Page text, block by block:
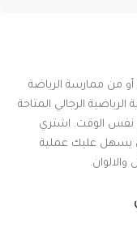
من ممارسة الرياضة
الرجالي المتاحة
نفس الوقت. اشتري
يسهل عليك عملية